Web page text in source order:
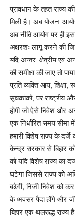
प्रावधान के तहत राज्य
मिली है। अब योजना
अब नीति आयोग पर ही
अक्षरशः लागू करने की
यदि अन्तर-क्षेत्रीय एवं
की समीक्षा की जाए तो
प्रति व्यक्ति आय, शिक्षा,
सूचकांकों, पर राष्ट्रीय
होगी जो ऐसे निवेश और
एक निर्धारित समय
हमारी विशेष राज्य के
केन्द्र सरकार से बिहार
को यदि विशेष राज्य का
घटेगा जिससे राज्य को
बढ़ेगी, निजी निवेश को
के अवसर पैदा होंगे और
बिहार एक थलरूद्ध राज्य